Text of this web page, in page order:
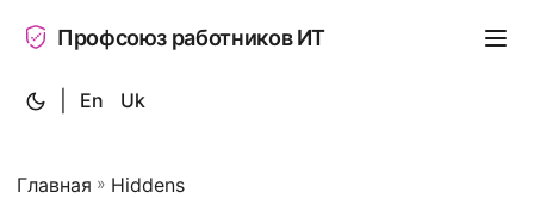
Профсоюз работников ИТ
En Uk
Главная » Hiddens